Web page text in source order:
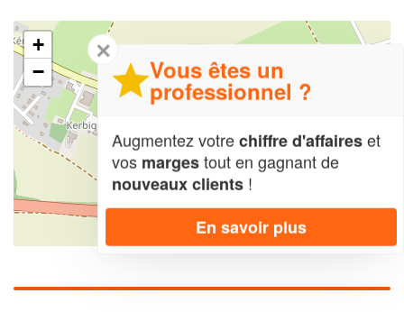
+
−
OpenStreetMap contributors,
✕
Vous êtes un
professionnel ?
Augmentez votrechiffre d'affaireset
vos margestout en gagnant de
nouveaux clients !
En savoir plus